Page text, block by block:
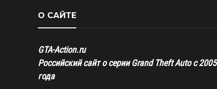
О САЙТЕ
GTA-Action.ru
Российский сайт о серии Grand Theft Auto с 2005
года